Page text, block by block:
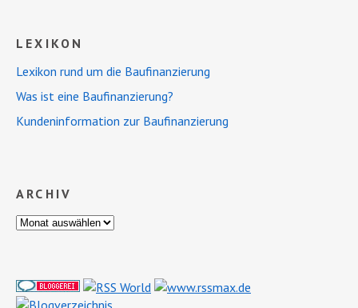
LEXIKON
Lexikon rund um die Baufinanzierung
Was ist eine Baufinanzierung?
Kundeninformation zur Baufinanzierung
ARCHIV